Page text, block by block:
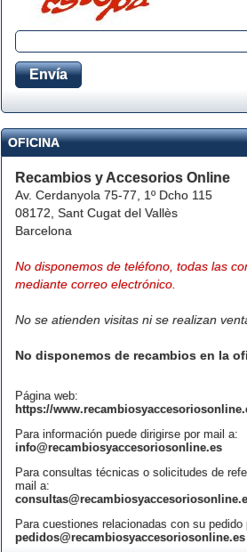
OFICINA
Recambios y Accesorios Online
Av. Cerdanyola 75-77, 1º Dcho 115
08172, Sant Cugat del Vallès
Barcelona
No disponemos de teléfono, todas las
mediante correo electrónico.
No se atienden visitas ni se realizan
No disponemos de recambios en la
Página web:
https://
Para información puede dirigirse por mail a:
info@recambiosyaccesoriosonline.es
Para consultas técnicas o solicitudes de
mail a:
Para cuestiones relacionadas con su
pedidos@recambiosyaccesoriosonline.es